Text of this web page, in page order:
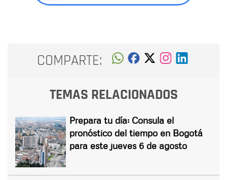
COMPARTE:
TEMAS RELACIONADOS
Prepara tu día: Consula el
pronóstico del tiempo en Bogotá
para este jueves 6 de agosto